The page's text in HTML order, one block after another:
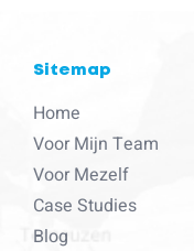
Sitemap
Home
Voor Mijn Team
Voor Mezelf
Case Studies
Blog